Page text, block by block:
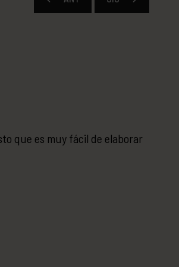
que es muy fácil de elaborar